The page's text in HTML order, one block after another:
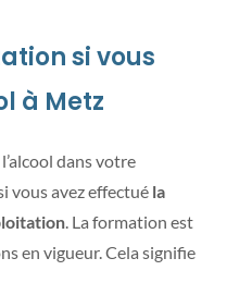
si vous
à Metz
dans votre
vous avez effectué la
. La formation est
en vigueur. Cela signifie